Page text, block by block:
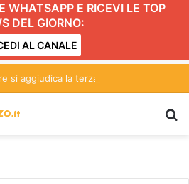
WHATSAPP E RICEVI LE TOP
DEL GIORNO:
AL CANALE